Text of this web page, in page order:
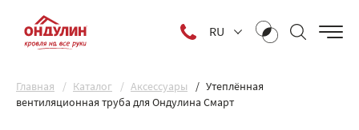
RU
Главная Каталог Аксессуары
Утеплённая
вентиляционная труба для Ондулина Смарт